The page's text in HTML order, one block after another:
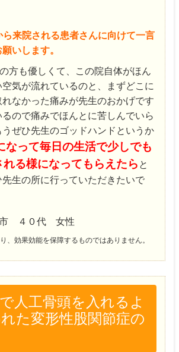
来院される患者さんに向けて一言
いします。
方も優しくて、この院自体がほん
気が流れているのと、まずどこに
なかった痛みが先生のおかげです
ので痛みでほんとに苦しんでいら
うぜひ先生のゴッドハンドというか
なって毎日の生活で少しでも
る様になってもらえたら と
生の所に行っていただきたいで
４０代 女性
、効果効能を保障するものではありません。
人工骨頭を入れるよ
た変形性股関節症の